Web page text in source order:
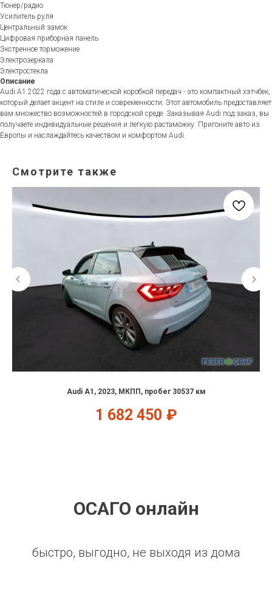
Тюнер/радио
Усилитель руля
Центральный замок
Цифровая приборная панель
Экстренное торможение
Электрозеркала
Электростекла
Описание
Audi A1 2022 года с автоматической коробкой передач - это компактный хэтчбек,
который делает акцент на стиле и современности. Этот автомобиль предоставляет
вам множество возможностей в городской среде. Заказывая Audi под заказ, вы
получаете индивидуальные решения и легкую растаможку. Пригоните авто из
Европы и наслаждайтесь качеством и комфортом Audi.
Смотрите также
Audi A1, 2023, МКПП, пробег 30537 км
1 682 450 ₽
ОСАГО онлайн
быстро, выгодно, не выходя из дома